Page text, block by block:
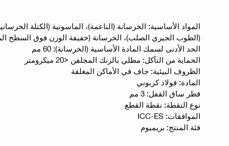
المواد الأساسية: الخرسانة (الناعمة)، الماسونية (الكتلة
(الطوب الجيري الصلب)، الخرسانة (خفيفة الوزن فوق السطح
الحد الأدنى لسمك المادة الأساسية (الخرسانة): 60 مم
الحماية من التآكل: مطلي بالزنك المجلفن <20 ميكرومتر
الظروف البيئية: جاف في الأماكن المغلقة
المادة: فولاذ كربوني
قطر ساق القفل: 3 مم
نوع النقطة: نقطة القطع
الموافقات: ICC-ES
فئة المنتج: بريميوم